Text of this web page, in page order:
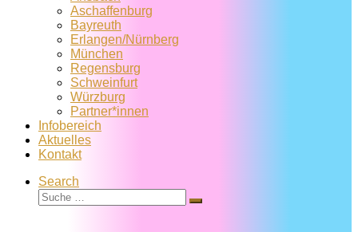
Aschaffenburg
Bayreuth
Erlangen/Nürnberg
München
Regensburg
Schweinfurt
Würzburg
Partner*innen
Infobereich
Aktuelles
Kontakt
Search
Suche
Suche